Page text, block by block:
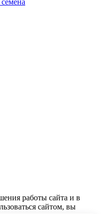
работы сайта и в
сайтом, вы